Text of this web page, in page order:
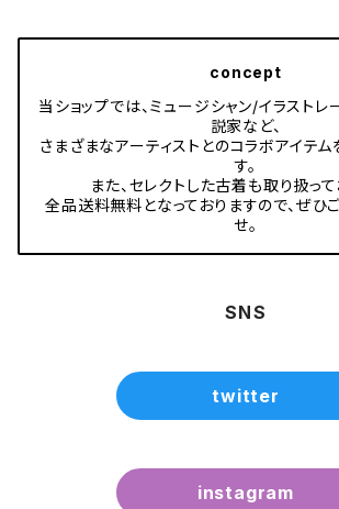
concept
当ショップでは、ミュージシャン/イラスト
説家など、
さまざまなアーティストとのコラボアイテム
す。
また、セレクトした古着も取り扱って
全品送料無料となっておりますので、ぜひ
せ。
SNS
twitter
instagram